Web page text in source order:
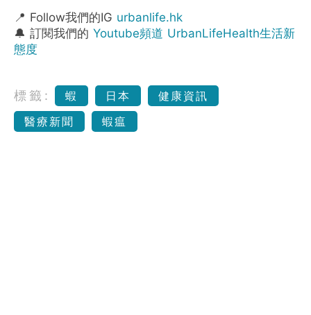
📍 Follow我們的IG urbanlife.hk
🔔 訂閱我們的 Youtube頻道 UrbanLifeHealth生活新
態度
標籤: 蝦 日本
健康資訊
醫療新聞
蝦瘟